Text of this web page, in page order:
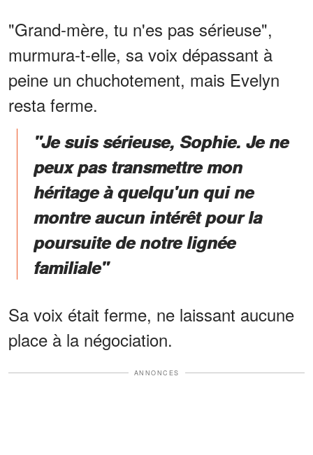
"Grand-mère, tu n'es pas sérieuse",
murmura-t-elle, sa voix dépassant à
peine un chuchotement, mais Evelyn
resta ferme.
"Je suis sérieuse, Sophie. Je ne
peux pas transmettre mon
héritage à quelqu'un qui ne
montre aucun intérêt pour la
poursuite de notre lignée
familiale"
Sa voix était ferme, ne laissant aucune
place à la négociation.
ANNONCES